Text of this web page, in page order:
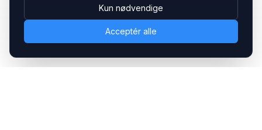
Kun nødvendige
Acceptér alle